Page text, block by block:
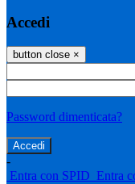
Accedi
button close ×
Password dimenticata?
-
Entra con SPID Entra